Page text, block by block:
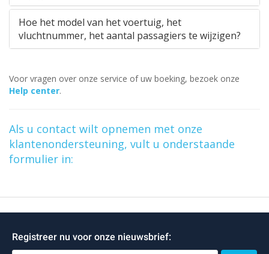
Hoe het model van het voertuig, het
vluchtnummer, het aantal passagiers te wijzigen?
Voor vragen over onze service of uw boeking, bezoek onze
Help center.
Als u contact wilt opnemen met onze
klantenondersteuning, vult u onderstaande
formulier in:
Registreer nu voor onze nieuwsbrief: